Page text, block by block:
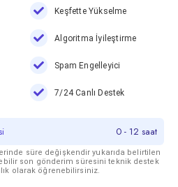
Keşfette Yükselme
Algoritma İyileştirme
Spam Engelleyici
7/24 Canlı Destek
0 - 12 saat
süre değişkendir yukarıda belirtilen
son gönderim süresini teknik destek
olarak öğrenebilirsiniz.